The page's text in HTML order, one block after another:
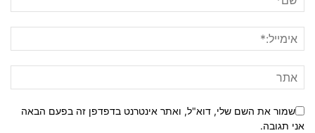
שמור את השם שלי, דוא"ל, ואתר אינטרנט בדפדפן זה בפעם הבאה
אני תגובה.